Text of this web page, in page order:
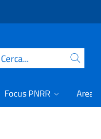
Cerca
Focus PNRR Area